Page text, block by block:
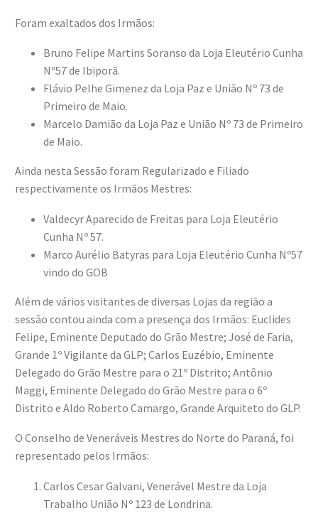
Foram exaltados dos Irmãos:
Bruno Felipe Martins Soranso da Loja Eleutério Cunha
Nº57 de Ibiporã.
Flávio Pelhe Gimenez da Loja Paz e União Nº 73 de
Primeiro de Maio.
Marcelo Damião da Loja Paz e União Nº 73 de Primeiro
de Maio.
Ainda nesta Sessão foram Regularizado e Filiado
respectivamente os Irmãos Mestres:
Valdecyr Aparecido de Freitas para Loja Eleutério
Cunha Nº 57.
Marco Aurélio Batyras para Loja Eleutério Cunha Nº57
vindo do GOB
Além de vários visitantes de diversas Lojas da região a
sessão contou ainda com a presença dos Irmãos: Euclides
Felipe, Eminente Deputado do Grão Mestre; José de Faria,
Grande 1º Vigilante da GLP; Carlos Euzébio, Eminente
Delegado do Grão Mestre para o 21º Distrito; Antônio
Maggi, Eminente Delegado do Grão Mestre para o 6º
Distrito e Aldo Roberto Camargo, Grande Arquiteto do GLP.
O Conselho de Veneráveis Mestres do Norte do Paraná, foi
representado pelos Irmãos:
Carlos Cesar Galvani, Venerável Mestre da Loja
Trabalho União Nº 123 de Londrina.